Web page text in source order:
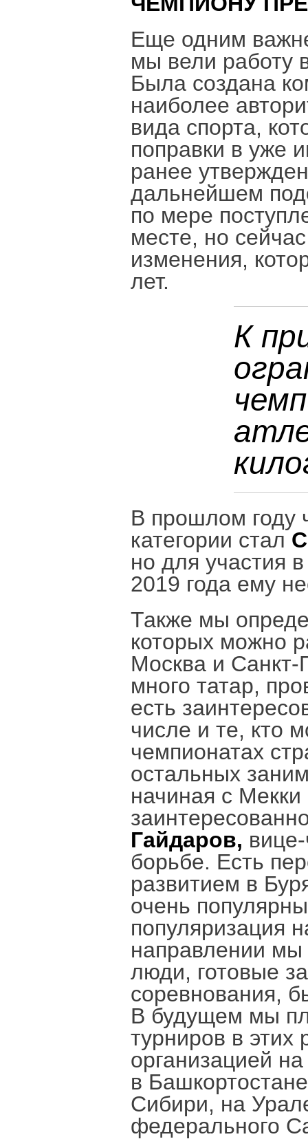
Еще одним
мы вели работу
Была создана
наиболее
вида спорта,
поправки в уже
ранее
дальнейшем
по мере
месте, но
изменения,
лет.
К
В прошлом году
категории стал
но для участия
2019 года ему
Также мы
которых можно
Москва и Санкт-
много татар,
есть
числе и те, кто
чемпионатах
остальных
начиная с
Гайдаров,
борьбе. Есть
развитием в
очень
популяризация
направлении мы
люди, готовые
соревнования,
В будущем мы
турниров в этих
организацией
в
Сибири, на
федерального